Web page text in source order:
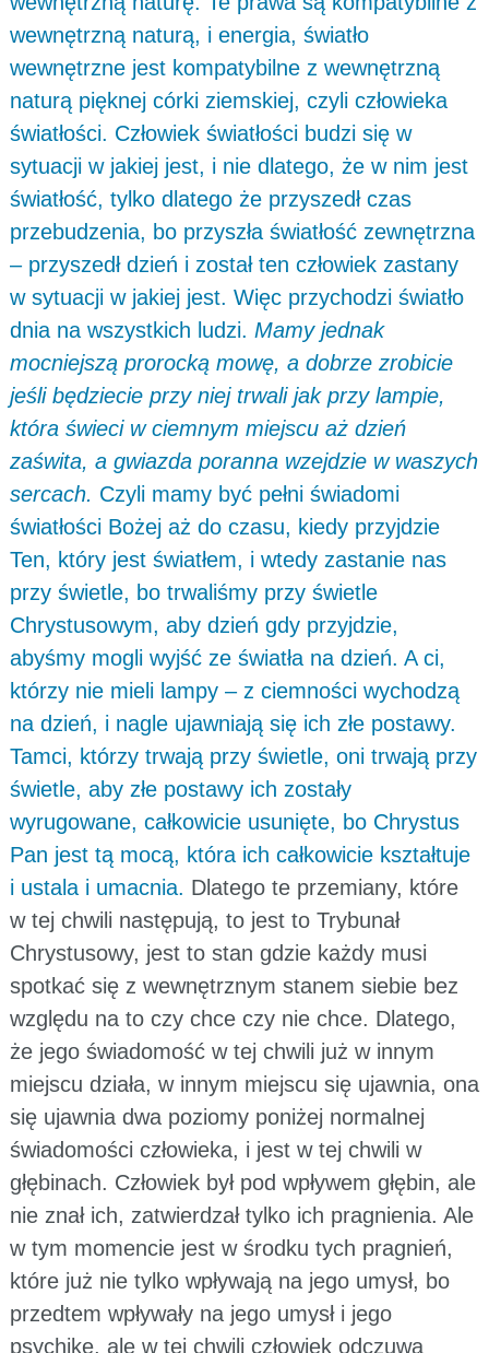
wewnętrzną naturą, i energia, światło
wewnętrzne jest kompatybilne z wewnętrzną
naturą pięknej córki ziemskiej, czyli człowieka
światłości. Człowiek światłości budzi się w
sytuacji w jakiej jest, i nie dlatego, że w nim jest
światłość, tylko dlatego że przyszedł czas
przebudzenia, bo przyszła światłość zewnętrzna
– przyszedł dzień i został ten człowiek zastany
w sytuacji w jakiej jest. Więc przychodzi światło
dnia na wszystkich ludzi. Mamy jednak
mocniejszą prorocką mowę, a dobrze zrobicie
jeśli będziecie przy niej trwali jak przy lampie,
która świeci w ciemnym miejscu aż dzień
zaświta, a gwiazda poranna wzejdzie w waszych
sercach. Czyli mamy być pełni świadomi
światłości Bożej aż do czasu, kiedy przyjdzie
Ten, który jest światłem, i wtedy zastanie nas
przy świetle, bo trwaliśmy przy świetle
Chrystusowym, aby dzień gdy przyjdzie,
abyśmy mogli wyjść ze światła na dzień. A ci,
którzy nie mieli lampy – z ciemności wychodzą
na dzień, i nagle ujawniają się ich złe postawy.
Tamci, którzy trwają przy świetle, oni trwają przy
świetle, aby złe postawy ich zostały
wyrugowane, całkowicie usunięte, bo Chrystus
Pan jest tą mocą, która ich całkowicie kształtuje
i ustala i umacnia. Dlatego te przemiany, które
w tej chwili następują, to jest to Trybunał
Chrystusowy, jest to stan gdzie każdy musi
spotkać się z wewnętrznym stanem siebie bez
względu na to czy chce czy nie chce. Dlatego,
że jego świadomość w tej chwili już w innym
miejscu działa, w innym miejscu się ujawnia, ona
się ujawnia dwa poziomy poniżej normalnej
świadomości człowieka, i jest w tej chwili w
głębinach. Człowiek był pod wpływem głębin, ale
nie znał ich, zatwierdzał tylko ich pragnienia. Ale
w tym momencie jest w środku tych pragnień,
które już nie tylko wpływają na jego umysł, bo
przedtem wpływały na jego umysł i jego
psychikę, ale w tej chwili człowiek odczuwa